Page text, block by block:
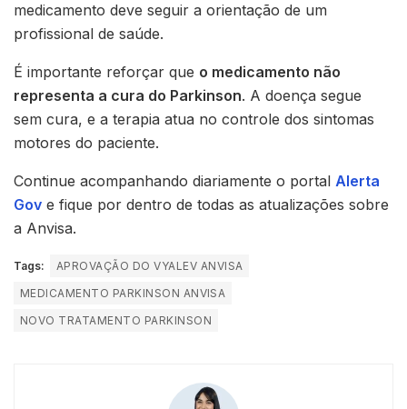
medicamento deve seguir a orientação de um
profissional de saúde.
É importante reforçar que o medicamento não
representa a cura do Parkinson. A doença segue
sem cura, e a terapia atua no controle dos sintomas
motores do paciente.
Continue acompanhando diariamente o portal Alerta
Gov e fique por dentro de todas as atualizações sobre
a Anvisa.
Tags:
APROVAÇÃO DO VYALEV ANVISA
MEDICAMENTO PARKINSON ANVISA
NOVO TRATAMENTO PARKINSON